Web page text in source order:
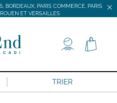
BORDEAUX, PARIS COMMERCE, PARIS
ET VERSAILLES
BORDEAUX, PARIS COMMERCE, PARIS
ET VERSAILLES
TRIER